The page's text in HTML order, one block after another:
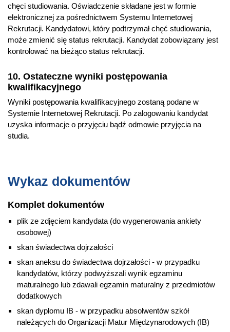
chęci studiowania. Oświadczenie składane jest w formie
elektronicznej za pośrednictwem Systemu Internetowej
Rekrutacji. Kandydatowi, który podtrzymał chęć studiowania,
może zmienić się status rekrutacji. Kandydat zobowiązany jest
kontrolować na bieżąco status rekrutacji.
10. Ostateczne wyniki postępowania
kwalifikacyjnego
Wyniki postępowania kwalifikacyjnego zostaną podane w
Systemie Internetowej Rekrutacji. Po zalogowaniu kandydat
uzyska informacje o przyjęciu bądź odmowie przyjęcia na
studia.
Wykaz dokumentów
Komplet dokumentów
plik ze zdjęciem kandydata (do wygenerowania ankiety
osobowej)
skan świadectwa dojrzałości
skan aneksu do świadectwa dojrzałości - w przypadku
kandydatów, którzy podwyższali wynik egzaminu
maturalnego lub zdawali egzamin maturalny z przedmiotów
dodatkowych
skan dyplomu IB - w przypadku absolwentów szkół
należących do Organizacji Matur Międzynarodowych (IB)